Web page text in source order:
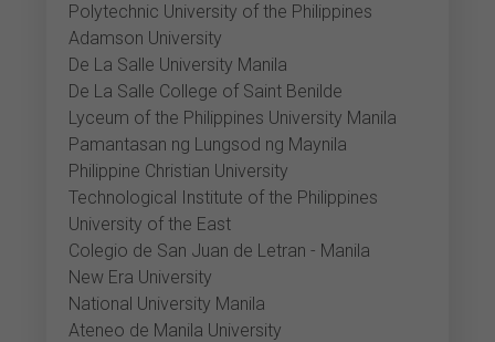
Polytechnic University of the Philippines
Adamson University
De La Salle University Manila
De La Salle College of Saint Benilde
Lyceum of the Philippines University Manila
Pamantasan ng Lungsod ng Maynila
Philippine Christian University
Technological Institute of the Philippines
University of the East
Colegio de San Juan de Letran - Manila
New Era University
National University Manila
Ateneo de Manila University